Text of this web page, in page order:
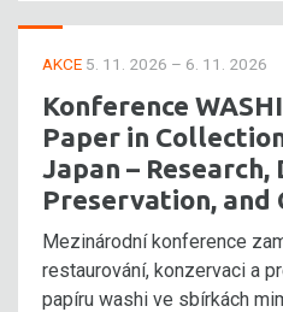
AKCE 5. 11. 2026 – 6. 11. 2026
Konference
Paper in
Japan – Research,
Preservation, and
Mezinárodní konference
restaurování, konzervaci a
papíru washi ve sbírkách